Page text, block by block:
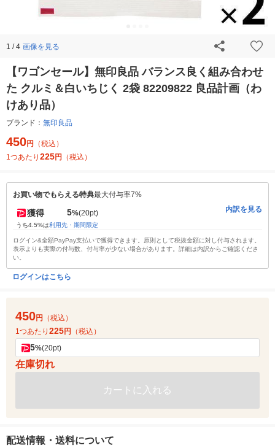
1 / 4 画像を見る
【ワゴンセール】無印良品 バランス良く組み合わせ
た クルミ＆白いちじく 2袋 82209822 良品計画（わ
けあり品）
ブランド： 無印良品
450円
（税込）
1つあたり 225円 （税込）
お買い物でもらえる特典最大付与率7%
獲得 5%(20pt)
うち4.5%は利用先・期間限定
内訳を見る
ログイン&全額PayPay支払いで獲得できます。原則として税抜金額に対し付与されます。
表示よりも実際の付与数、付与率が少ない場合があります。詳細は内訳からご確認くださ
い。
ログインはこちら
450円
（税込）
1つあたり 225円 （税込）
5%(20pt)
在庫切れ
カートに入れる
配送情報・送料について